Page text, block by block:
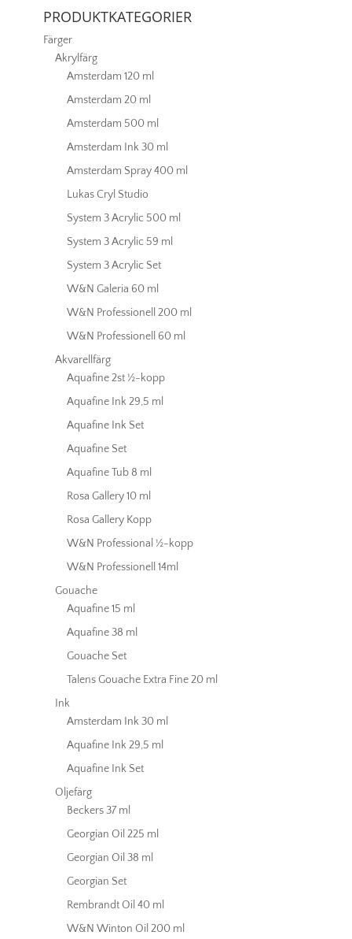
PRODUKTKATEGORIER
Färger
Akrylfärg
Amsterdam 120 ml
Amsterdam 20 ml
Amsterdam 500 ml
Amsterdam Ink 30 ml
Amsterdam Spray 400 ml
Lukas Cryl Studio
System 3 Acrylic 500 ml
System 3 Acrylic 59 ml
System 3 Acrylic Set
W&N Galeria 60 ml
W&N Professionell 200 ml
W&N Professionell 60 ml
Akvarellfärg
Aquafine 2st ½-kopp
Aquafine Ink 29,5 ml
Aquafine Ink Set
Aquafine Set
Aquafine Tub 8 ml
Rosa Gallery 10 ml
Rosa Gallery Kopp
W&N Professional ½-kopp
W&N Professionell 14ml
Gouache
Aquafine 15 ml
Aquafine 38 ml
Gouache Set
Talens Gouache Extra Fine 20 ml
Ink
Amsterdam Ink 30 ml
Aquafine Ink 29,5 ml
Aquafine Ink Set
Oljefärg
Beckers 37 ml
Georgian Oil 225 ml
Georgian Oil 38 ml
Georgian Set
Rembrandt Oil 40 ml
W&N Winton Oil 200 ml